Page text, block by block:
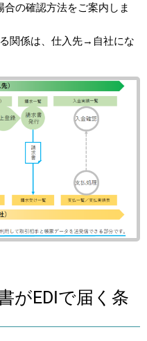
の確認方法をご案内しま
関係は、仕入先→自社にな
がEDIで届く条